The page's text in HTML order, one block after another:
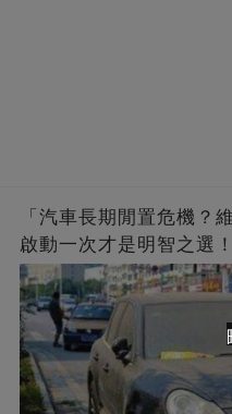
「汽車長期閒置危機？
啟動一次才是明智之選！